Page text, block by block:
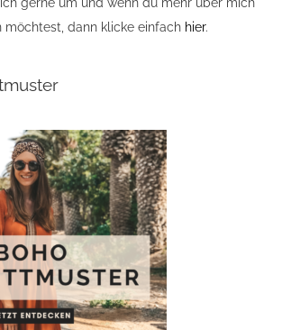
gerne um und wenn du mehr über mich
möchtest, dann klicke einfach hier.